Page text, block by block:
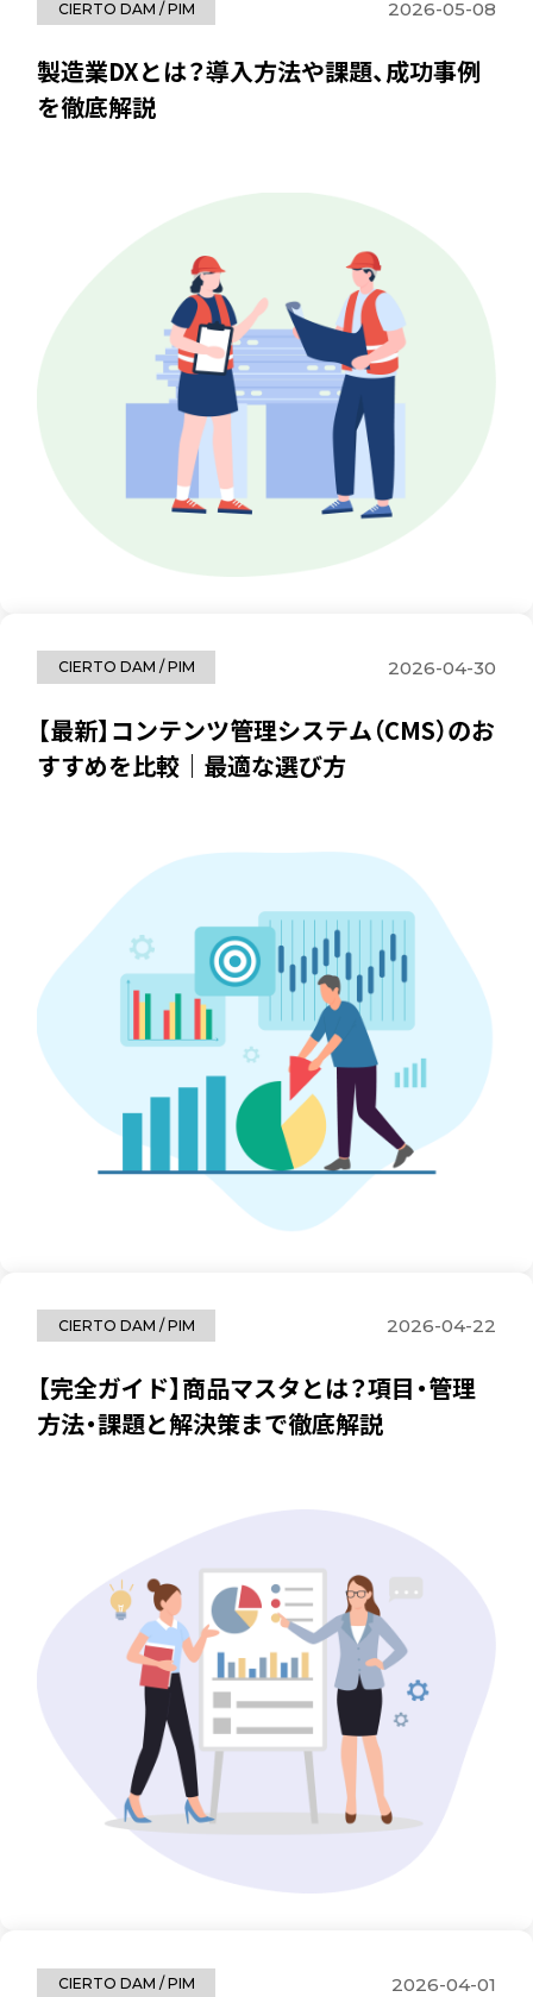
CIERTO DAM / PIM 2026-05-08
製造業DXとは？導入方法や課題、成功事例
を徹底解説
CIERTO DAM / PIM 2026-04-30
【最新】コンテンツ管理システム（CMS）のお
すすめを比較｜最適な選び方
CIERTO DAM / PIM 2026-04-22
【完全ガイド】商品マスタとは？項目・管理
方法・課題と解決策まで徹底解説
CIERTO DAM / PIM 2026-04-01